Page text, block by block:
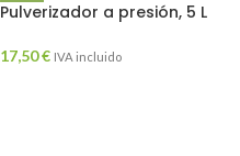
Pulverizador a presión, 5 L
17,50€ IVA incluido